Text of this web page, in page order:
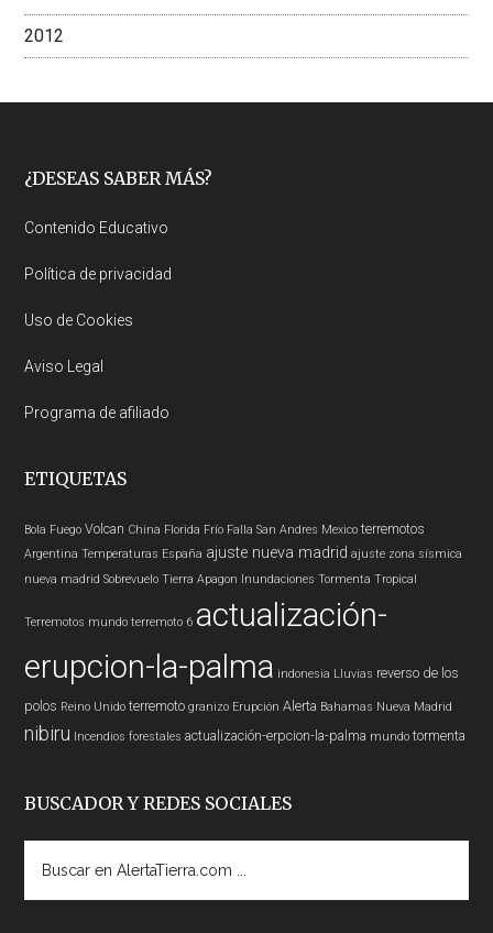
2012
Footer
¿DESEAS SABER MÁS?
Contenido Educativo
Política de privacidad
Uso de Cookies
Aviso Legal
Programa de afiliado
ETIQUETAS
Bola Fuego Volcan China Florida Frío Falla San Andres Mexico terremotos
Argentina Temperaturas España ajuste nueva madrid ajuste zona sísmica
nueva madrid Sobrevuelo Tierra Apagon Inundaciones Tormenta Tropical
Terremotos mundo terremoto 6 actualización-
erupcion-la-palma indonesia Lluvias reverso de los
polos Reino Unido terremoto granizo Erupción Alerta Bahamas Nueva Madrid
nibiru Incendios forestales actualización-erpcion-la-palma mundo tormenta
BUSCADOR Y REDES SOCIALES
AlertaTierra.com